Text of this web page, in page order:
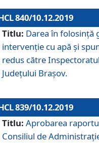
840/10.12.2019
Titlu: Darea în folosință
intervenție cu apă și
redus către
Judeţului Brașov.
839/10.12.2019
Titlu: Aprobarea
Consiliul de